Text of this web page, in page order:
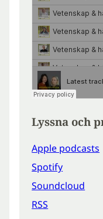
Lyssna och
Apple podcasts
Spotify
Soundcloud
RSS